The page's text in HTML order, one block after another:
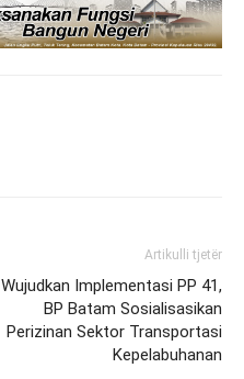
Artikulli tjetër
Wujudkan Implementasi PP 41,
BP Batam Sosialisasikan
Perizinan Sektor Transportasi
Kepelabuhanan